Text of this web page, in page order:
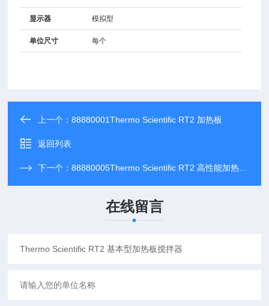
显示器 模拟型
单位尺寸 每个
上一个：88880001Thermo Scientific RT2 加热板
返回列表
下一个：88880005Thermo Scientific RT2 高性能加热搅拌器
在线留言